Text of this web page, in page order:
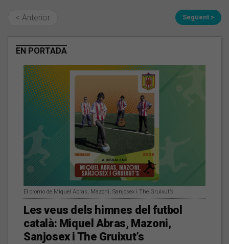
< Anterior Següent >
EN PORTADA
El cromo de Miquel Abras, Mazoni, Sanjosex i The Gruixut’s
Les veus dels himnes del futbol
català: Miquel Abras, Mazoni,
Sanjosex i The Gruixut’s